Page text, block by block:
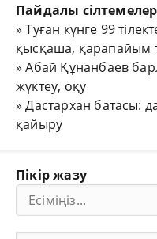
Пайдалы
»Туған күнге 99
қысқаша, қарапайым
»Абай Құнанбаев
жүктеу, оқу
»Дастархан батасы:
қайыру
Пікір жазу